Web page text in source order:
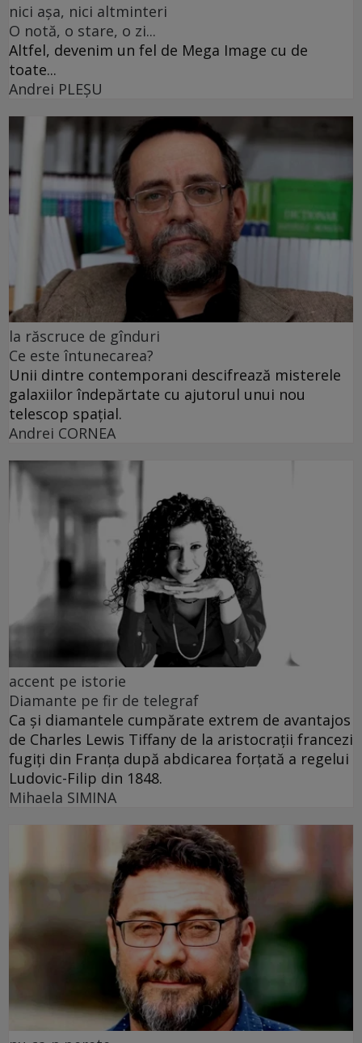
nici așa, nici altminteri
O notă, o stare, o zi...
Altfel, devenim un fel de Mega Image cu de
toate...
Andrei PLEŞU
la răscruce de gînduri
Ce este întunecarea?
Unii dintre contemporani descifrează misterele
galaxiilor îndepărtate cu ajutorul unui nou
telescop spațial.
Andrei CORNEA
accent pe istorie
Diamante pe fir de telegraf
Ca și diamantele cumpărate extrem de avantajos
de Charles Lewis Tiffany de la aristocrații francezi
fugiți din Franța după abdicarea forțată a regelui
Ludovic-Filip din 1848.
Mihaela SIMINA